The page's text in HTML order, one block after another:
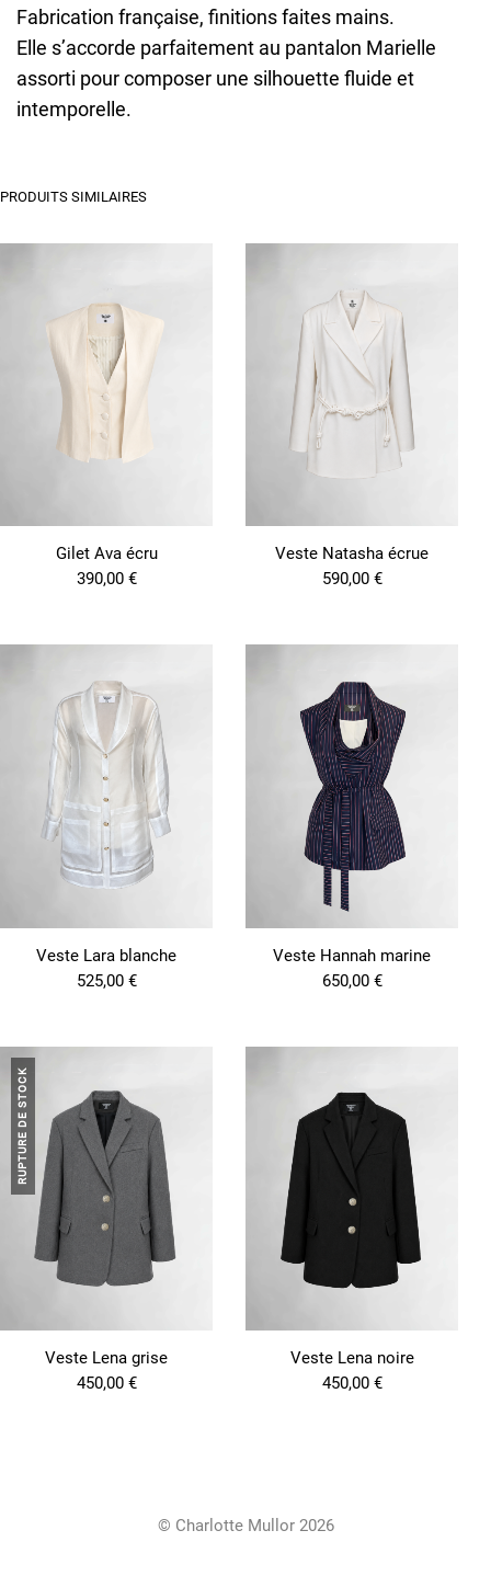
Fabrication française, finitions faites mains.
Elle s’accorde parfaitement au pantalon Marielle
assorti pour composer une silhouette fluide et
intemporelle.
PRODUITS SIMILAIRES
Gilet Ava écru
390,00 €
Veste Natasha écrue
590,00 €
Veste Lara blanche
525,00 €
Veste Hannah marine
650,00 €
RUPTURE DE STOCK
Veste Lena grise
450,00 €
Veste Lena noire
450,00 €
© Charlotte Mullor 2026